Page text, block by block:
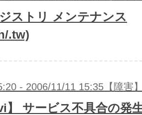
ジストリ メンテナンス
.tw)
- 2006/11/11 15:35【障害
】 サービス不具合の発